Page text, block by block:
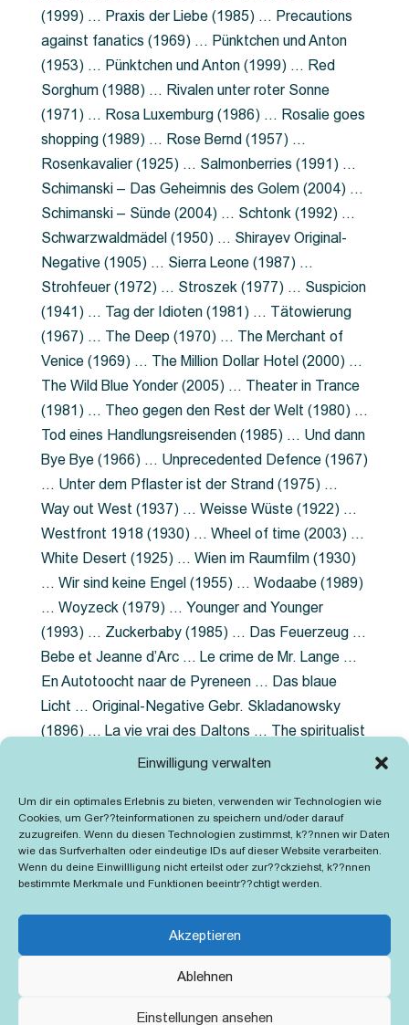
Einwilligung verwalten
Um dir ein optimales Erlebnis zu bieten, verwenden wir Technologien wie
Cookies, um Ger??teinformationen zu speichern und/oder darauf
zuzugreifen. Wenn du diesen Technologien zustimmst, k??nnen wir Daten
wie das Surfverhalten oder eindeutige IDs auf dieser Website verarbeiten.
Wenn du deine Einwillligung nicht erteilst oder zur??ckziehst, k??nnen
bestimmte Merkmale und Funktionen beeintr??chtigt werden.
Akzeptieren
Ablehnen
Einstellungen ansehen
(1999) … Praxis der Liebe (1985) … Precautions
against fanatics (1969) … Pünktchen und Anton
(1953) … Pünktchen und Anton (1999) … Red
Sorghum (1988) … Rivalen unter roter Sonne
(1971) … Rosa Luxemburg (1986) … Rosalie goes
shopping (1989) … Rose Bernd (1957) …
Rosenkavalier (1925) … Salmonberries (1991) …
Schimanski – Das Geheimnis des Golem (2004) …
Schimanski – Sünde (2004) … Schtonk (1992) …
Schwarzwaldmädel (1950) … Shirayev Original-
Negative (1905) … Sierra Leone (1987) …
Strohfeuer (1972) … Stroszek (1977) … Suspicion
(1941) … Tag der Idioten (1981) … Tätowierung
(1967) … The Deep (1970) … The Merchant of
Venice (1969) … The Million Dollar Hotel (2000) …
The Wild Blue Yonder (2005) … Theater in Trance
(1981) … Theo gegen den Rest der Welt (1980) …
Tod eines Handlungsreisenden (1985) … Und dann
Bye Bye (1966) … Unprecedented Defence (1967)
… Unter dem Pflaster ist der Strand (1975) …
Way out West (1937) … Weisse Wüste (1922) …
Westfront 1918 (1930) … Wheel of time (2003) …
White Desert (1925) … Wien im Raumfilm (1930)
… Wir sind keine Engel (1955) … Wodaabe (1989)
… Woyzeck (1979) … Younger and Younger
(1993) … Zuckerbaby (1985) … Das Feuerzeug …
Bebe et Jeanne d’Arc … Le crime de Mr. Lange …
En Autotoocht naar de Pyreneen … Das blaue
Licht … Original-Negative Gebr. Skladanowsky
(1896) … La vie vrai des Daltons … The spiritualist
photographer … Feuer im Fjord … The Song of the
Grubenlampe … Tolstoy … Grün ist die Heide …
Lady Hamilton … Mütter verzaget nicht …
Ruttmann Werbefilme